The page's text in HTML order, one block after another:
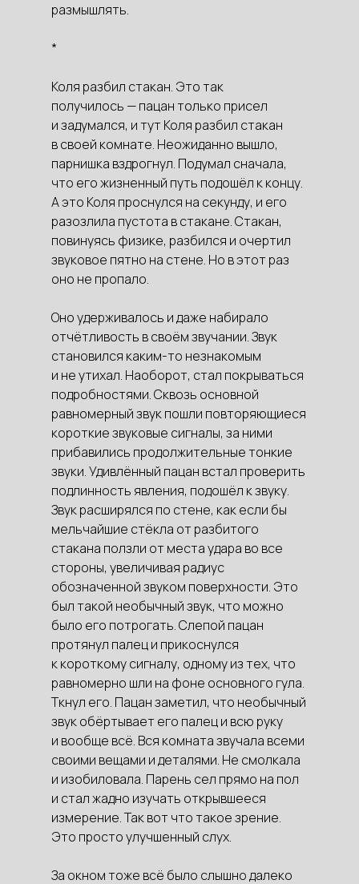
размышлять.
*
Коля разбил стакан. Это так
получилось — пацан только присел
и задумался, и тут Коля разбил стакан
в своей комнате. Неожиданно вышло,
парнишка вздрогнул. Подумал сначала,
что его жизненный путь подошёл к концу.
А это Коля проснулся на секунду, и его
разозлила пустота в стакане. Стакан,
повинуясь физике, разбился и очертил
звуковое пятно на стене. Но в этот раз
оно не пропало.
Оно удерживалось и даже набирало
отчётливость в своём звучании. Звук
становился каким-то незнакомым
и не утихал. Наоборот, стал покрываться
подробностями. Сквозь основной
равномерный звук пошли повторяющиеся
короткие звуковые сигналы, за ними
прибавились продолжительные тонкие
звуки. Удивлённый пацан встал проверить
подлинность явления, подошёл к звуку.
Звук расширялся по стене, как если бы
мельчайшие стёкла от разбитого
стакана ползли от места удара во все
стороны, увеличивая радиус
обозначенной звуком поверхности. Это
был такой необычный звук, что можно
было его потрогать. Слепой пацан
протянул палец и прикоснулся
к короткому сигналу, одному из тех, что
равномерно шли на фоне основного гула.
Ткнул его. Пацан заметил, что необычный
звук обёртывает его палец и всю руку
и вообще всё. Вся комната звучала всеми
своими вещами и деталями. Не смолкала
и изобиловала. Парень сел прямо на пол
и стал жадно изучать открывшееся
измерение. Так вот что такое зрение.
Это просто улучшенный слух.
За окном тоже всё было слышно далеко